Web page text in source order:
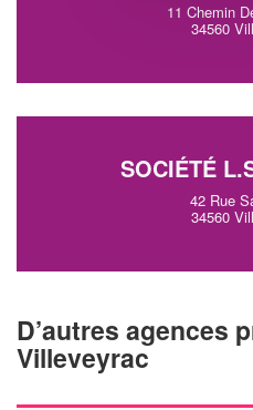
11 Chemin
34560
SOCIÉTÉ
42 Rue
34560
D’autres agences
Villeveyrac